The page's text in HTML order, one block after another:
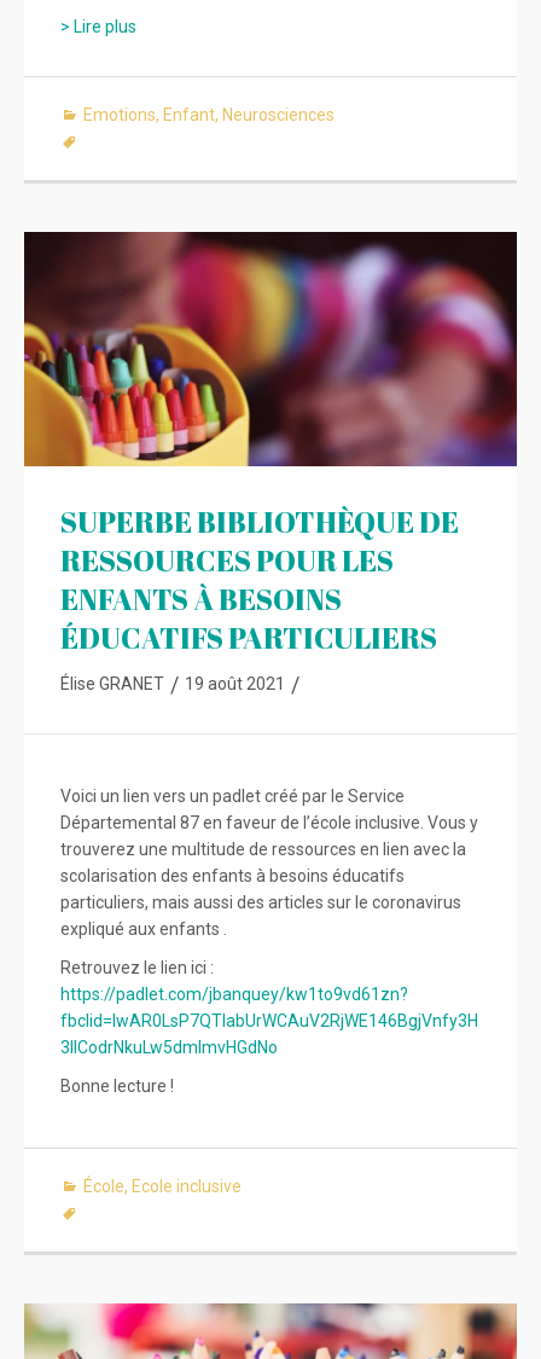
> Lire plus
Emotions, Enfant, Neurosciences
SUPERBE BIBLIOTHÈQUE DE
RESSOURCES POUR LES
ENFANTS À BESOINS
ÉDUCATIFS PARTICULIERS
Élise GRANET / 19 août 2021 /
Voici un lien vers un padlet créé par le Service
Départemental 87 en faveur de l’école inclusive. Vous y
trouverez une multitude de ressources en lien avec la
scolarisation des enfants à besoins éducatifs
particuliers, mais aussi des articles sur le coronavirus
expliqué aux enfants .
Retrouvez le lien ici :
https://padlet.com/jbanquey/kw1to9vd61zn?
fbclid=IwAR0LsP7QTlabUrWCAuV2RjWE146BgjVnfy3H
3IlCodrNkuLw5dmlmvHGdNo
Bonne lecture !
École, Ecole inclusive